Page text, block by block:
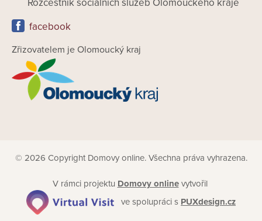
Rozcestník sociálních služeb Olomouckého kraje
facebook
Zřizovatelem je Olomoucký kraj
© 2026 Copyright Domovy online. Všechna práva vyhrazena.
V rámci projektu Domovy onlinevytvořil
ve spolupráci s PUXdesign.cz